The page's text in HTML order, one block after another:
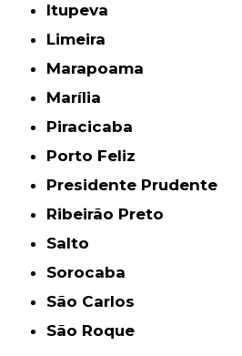
Itupeva
Limeira
Marapoama
Marília
Piracicaba
Porto Feliz
Presidente Prudente
Ribeirão Preto
Salto
Sorocaba
São Carlos
São Roque